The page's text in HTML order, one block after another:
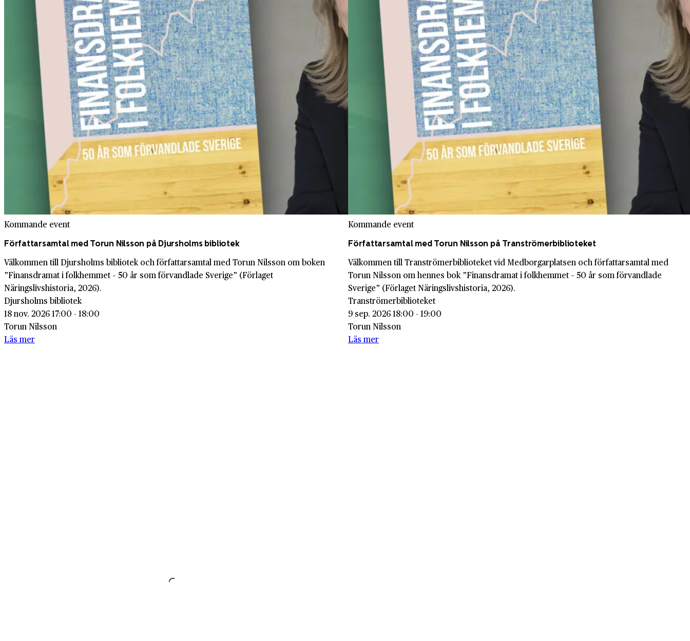
Kommande event
Författarsamtal med Torun Nilsson på Djursholms bibliotek
Välkommen till Djursholms bibliotek och författarsamtal med Torun Nilsson om boken
”Finansdramat i folkhemmet – 50 år som förvandlade Sverige” (Förlaget
Näringslivshistoria, 2026).
Djursholms bibliotek
18 nov. 2026 17:00 - 18:00
Torun Nilsson
Läs mer
Kommande event
Författarsamtal med Torun Nilsson på Tranströmerbiblioteket
Välkommen till Tranströmerbiblioteket vid Medborgarplatsen och författarsamtal med
Torun Nilsson om hennes bok ”Finansdramat i folkhemmet – 50 år som förvandlade
Sverige” (Förlaget Näringslivshistoria, 2026).
Tranströmerbiblioteket
9 sep. 2026 18:00 - 19:00
Torun Nilsson
Läs mer